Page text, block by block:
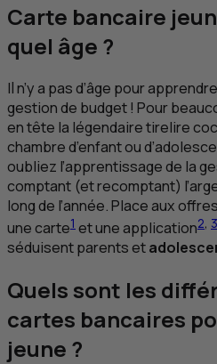
Carte bancaire
quel âge ?
Il n’y a pas d’âge pour
gestion de budget ! Pour
en tête la légendaire tirelire
chambre d’enfant ou
oubliez l’apprentissage de la
comptant (et recomptant)
long de l’année. Place aux
une carte1 et une application2, 3
séduisent parents et
Quels sont les
cartes bancaires
jeune ?